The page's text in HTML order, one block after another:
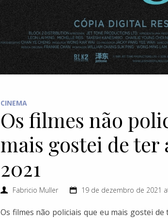
CINEMA
Os filmes não
mais gostei de ter
2021
Fabricio Muller 19 de dezembro de 2021
Os filmes não policiais que eu mais gostei